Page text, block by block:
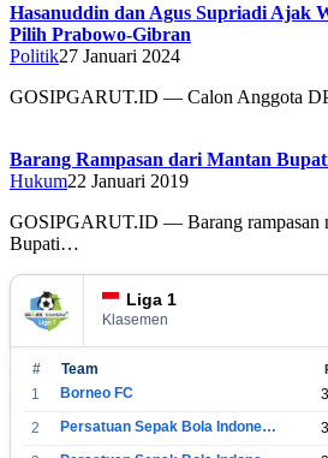
Hasanuddin dan Agus Supriadi Ajak
Pilih Prabowo-Gibran
Politik27 Januari 2024
GOSIPGARUT.ID — Calon Anggota
Barang Rampasan dari Mantan
Hukum22 Januari 2019
GOSIPGARUT.ID — Barang rampasan
Bupati…
Liga 1
Klasemen
# Team
1 Borneo FC
2
Persatuan Sepak Bola Indonesia Bandung